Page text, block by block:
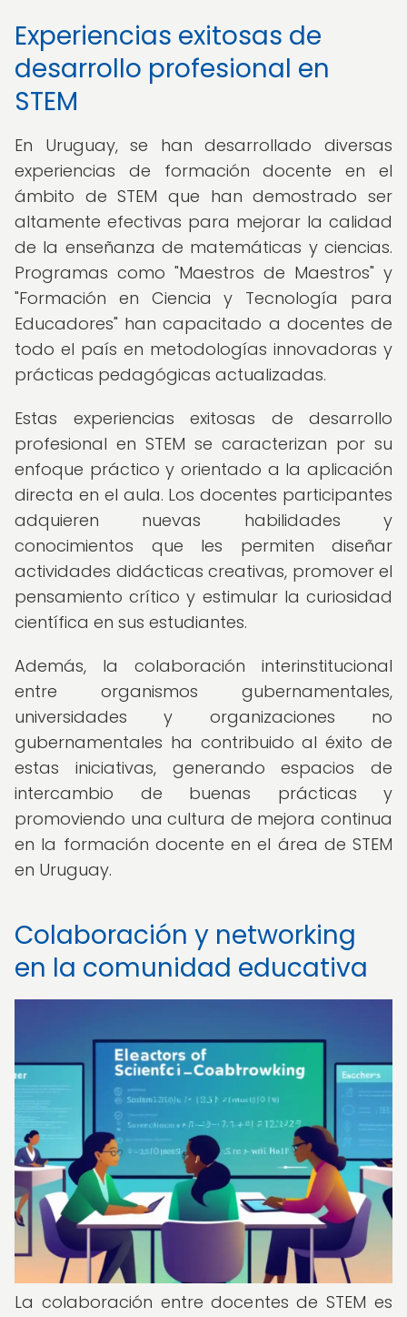
Experiencias exitosas de
desarrollo profesional en
STEM
En Uruguay, se han desarrollado diversas
experiencias de formación docente en el
ámbito de STEM que han demostrado ser
altamente efectivas para mejorar la calidad
de la enseñanza de matemáticas y ciencias.
Programas como "Maestros de Maestros" y
"Formación en Ciencia y Tecnología para
Educadores" han capacitado a docentes de
todo el país en metodologías innovadoras y
prácticas pedagógicas actualizadas.
Estas experiencias exitosas de desarrollo
profesional en STEM se caracterizan por su
enfoque práctico y orientado a la aplicación
directa en el aula. Los docentes participantes
adquieren nuevas habilidades y
conocimientos que les permiten diseñar
actividades didácticas creativas, promover el
pensamiento crítico y estimular la curiosidad
científica en sus estudiantes.
Además, la colaboración interinstitucional
entre organismos gubernamentales,
universidades y organizaciones no
gubernamentales ha contribuido al éxito de
estas iniciativas, generando espacios de
intercambio de buenas prácticas y
promoviendo una cultura de mejora continua
en la formación docente en el área de STEM
en Uruguay.
Colaboración y networking
en la comunidad educativa
La colaboración entre docentes de STEM es